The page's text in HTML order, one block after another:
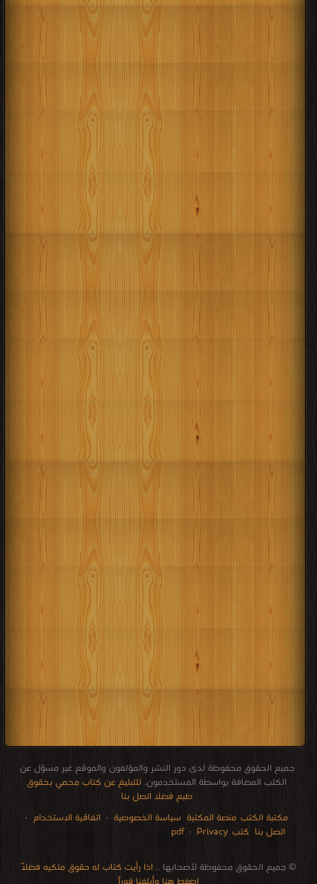
جميع الحقوق محفوظة لدى دور النشر والمؤلفون والموقع غير مسؤل عن
الكتب المضافة بواسطة المستخدمون. للتبليغ عن كتاب محمي بحقوق
طبع فضلا اتصل بنا
مكتبة الكتب منصة المكتبة سياسة الخصوصية · اتفاقية الاستخدام ·
اتصل بنا كتب pdf · Privacy
© جميع الحقوق محفوظة لأصحابها ..اذا رأيت كتاب له حقوق ملكيه فضلاً